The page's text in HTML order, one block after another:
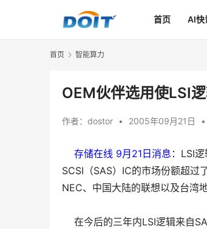
首页 AI快
首页 智能算力
OEM伙伴选用使LSI
作者： dostor • 2005年09月21日 •
存储在线 9月21日消息 ：LSI
SCSI（SAS）IC的市场份额超过
NEC、中国大陆的联想以及台湾
在今后的三年内LSI逻辑来自